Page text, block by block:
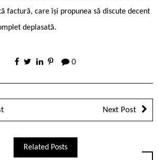
factură, care își propunea să discute decent
deplasată.
0
Next Post
Related Posts